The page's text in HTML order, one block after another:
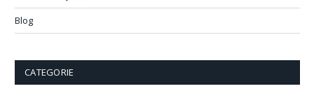
Blog
CATEGORIE